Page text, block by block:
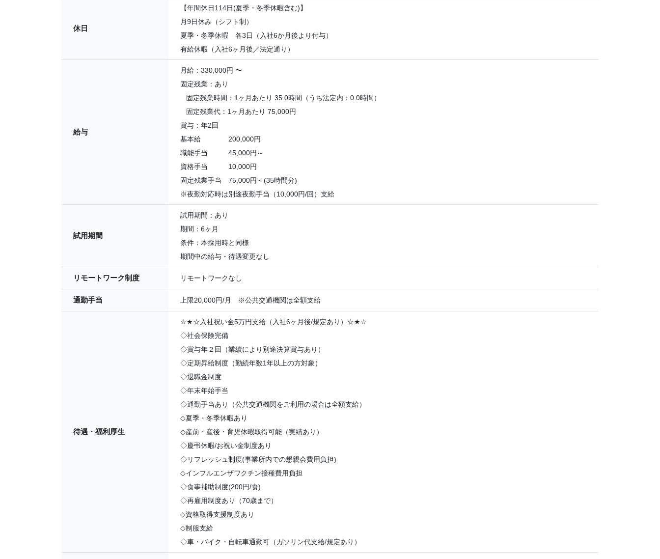
休日
【年間休日114日(夏季・冬季休暇含む)】
月9日休み（シフト制）
夏季・冬季休暇 各3日（入社6か月後より付与）
有給休暇（入社6ヶ月後／法定通り）
給与
月給：330,000円 〜
固定残業：あり
固定残業時間：1ヶ月あたり 35.0時間（うち法定内：0.0時間）
固定残業代：1ヶ月あたり 75,000円
賞与：年2回
基本給 200,000円
職能手当 45,000円～
資格手当 10,000円
固定残業手当 75,000円～(35時間分)
※夜勤対応時は別途夜勤手当（10,000円/回）支給
試用期間
試用期間：あり
期間：6ヶ月
条件：本採用時と同様
期間中の給与・待遇変更なし
リモートワーク制度 リモートワークなし
通勤手当 上限20,000円/月 ※公共交通機関は全額支給
待遇・福利厚生
☆★☆入社祝い金5万円支給（入社6ヶ月後/規定あり）☆★☆
◇社会保険完備
◇賞与年２回（業績により別途決算賞与あり）
◇定期昇給制度（勤続年数1年以上の方対象）
◇退職金制度
◇年末年始手当
◇通勤手当あり（公共交通機関をご利用の場合は全額支給）
◇夏季・冬季休暇あり
◇産前・産後・育児休暇取得可能（実績あり）
◇慶弔休暇/お祝い金制度あり
◇リフレッシュ制度(事業所内での懇親会費用負担)
◇インフルエンザワクチン接種費用負担
◇食事補助制度(200円/食)
◇再雇用制度あり（70歳まで）
◇資格取得支援制度あり
◇制服支給
◇車・バイク・自転車通勤可（ガソリン代支給/規定あり）